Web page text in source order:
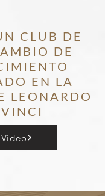
CLUB DE
DE
EN LA
LEONARDO